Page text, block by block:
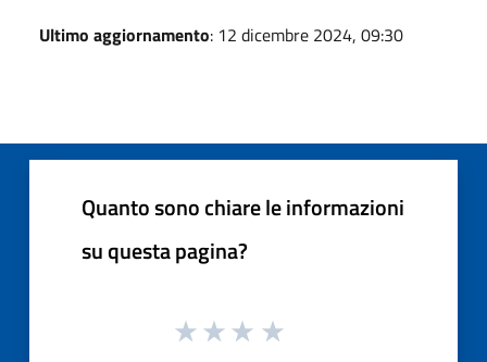
Ultimo aggiornamento: 12 dicembre 2024, 09:30
Quanto sono chiare le informazioni
su questa pagina?